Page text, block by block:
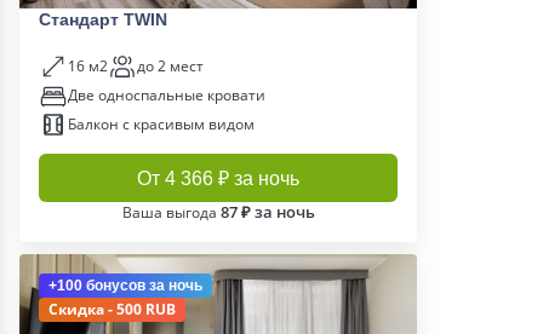
Стандарт TWIN
16 м2
до 2 мест
Две односпальные кровати
Балкон с красивым видом
От 4 366 ₽ за ночь
Ваша выгода 87 ₽ за ночь
+100 бонусов за ночь
Скидка - 500 RUB